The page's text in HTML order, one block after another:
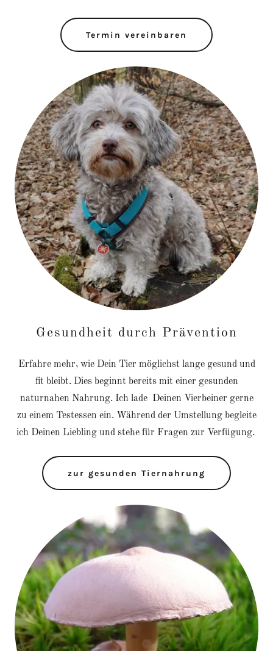
Termin vereinbaren
Gesundheit durch Prävention
Erfahre mehr, wie Dein Tier möglichst lange gesund und
fit bleibt. Dies beginnt bereits mit einer gesunden
naturnahen Nahrung. Ich lade Deinen Vierbeiner gerne
zu einem Testessen ein. Während der Umstellung begleite
ich Deinen Liebling und stehe für Fragen zur Verfügung.
zur gesunden Tiernahrung